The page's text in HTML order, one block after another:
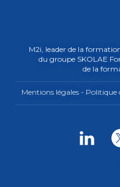
M2i, leader de la
du groupe SKOLAE
de la
Mentions légales - Politique
Facebook